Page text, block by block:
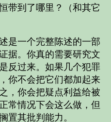
带到了哪里？（和其它
是一个完整陈述的一部
据。你真的需要研究文
反过来。如果几个犯罪
你不会把它们都加起来
，你会把疑点利益给被
常情况下会这么做，但
置其批判能力。